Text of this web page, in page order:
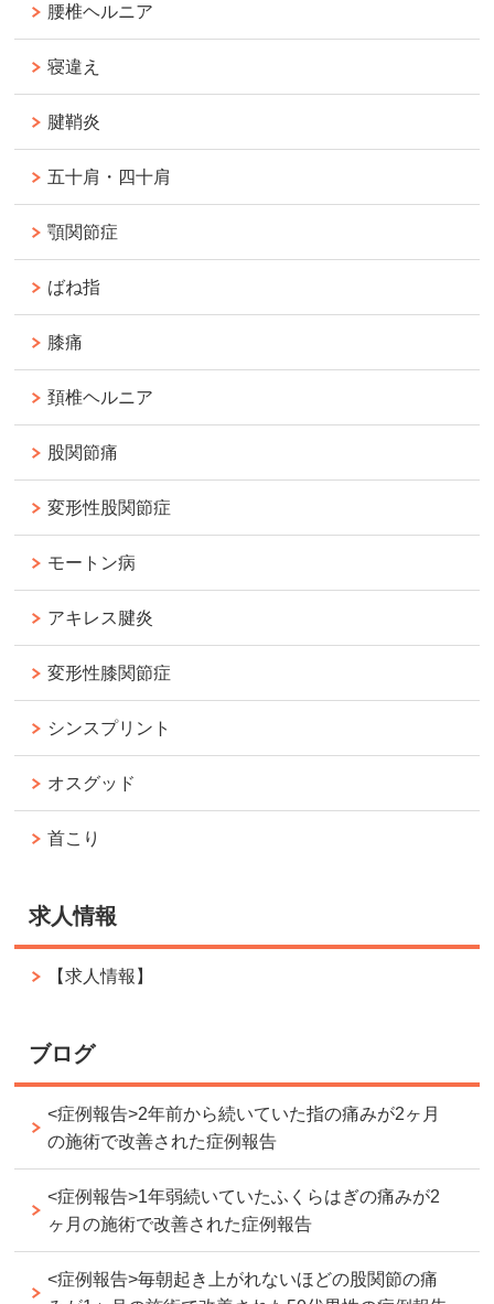
腰椎ヘルニア
寝違え
腱鞘炎
五十肩・四十肩
顎関節症
ばね指
膝痛
頚椎ヘルニア
股関節痛
変形性股関節症
モートン病
アキレス腱炎
変形性膝関節症
シンスプリント
オスグッド
首こり
求人情報
【求人情報】
ブログ
<症例報告>2年前から続いていた指の痛みが2ヶ月
の施術で改善された症例報告
<症例報告>1年弱続いていたふくらはぎの痛みが2
ヶ月の施術で改善された症例報告
<症例報告>毎朝起き上がれないほどの股関節の痛